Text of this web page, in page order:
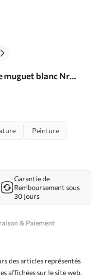
muguet blanc Nr
Peinture
Garantie de
Remboursement sous
30 Jours
& Paiement
des articles représentés
affichées sur le site web.